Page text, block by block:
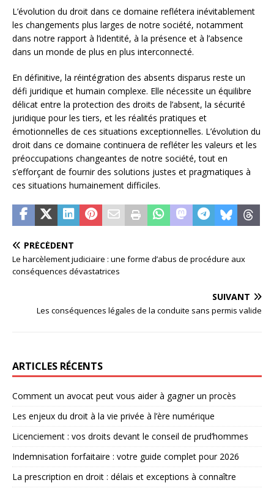
L’évolution du droit dans ce domaine reflétera inévitablement
les changements plus larges de notre société, notamment
dans notre rapport à l’identité, à la présence et à l’absence
dans un monde de plus en plus interconnecté.
En définitive, la réintégration des absents disparus reste un
défi juridique et humain complexe. Elle nécessite un équilibre
délicat entre la protection des droits de l’absent, la sécurité
juridique pour les tiers, et les réalités pratiques et
émotionnelles de ces situations exceptionnelles. L’évolution du
droit dans ce domaine continuera de refléter les valeurs et les
préoccupations changeantes de notre société, tout en
s’efforçant de fournir des solutions justes et pragmatiques à
ces situations humainement difficiles.
PRÉCÉDENT
Le harcèlement judiciaire : une forme d’abus de procédure aux
conséquences dévastatrices
SUIVANT
Les conséquences légales de la conduite sans permis valide
ARTICLES RÉCENTS
Comment un avocat peut vous aider à gagner un procès
Les enjeux du droit à la vie privée à l’ère numérique
Licenciement : vos droits devant le conseil de prud’hommes
Indemnisation forfaitaire : votre guide complet pour 2026
La prescription en droit : délais et exceptions à connaître